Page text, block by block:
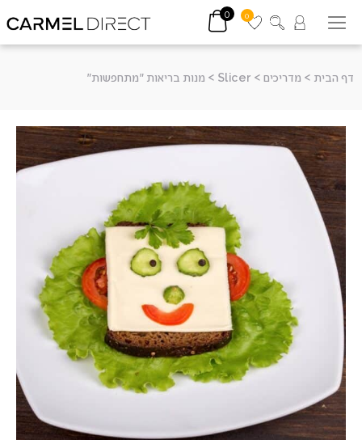
0
0
דף הבית > מדריכים >
Slicer
> מנות בריאות "מתחפשות"